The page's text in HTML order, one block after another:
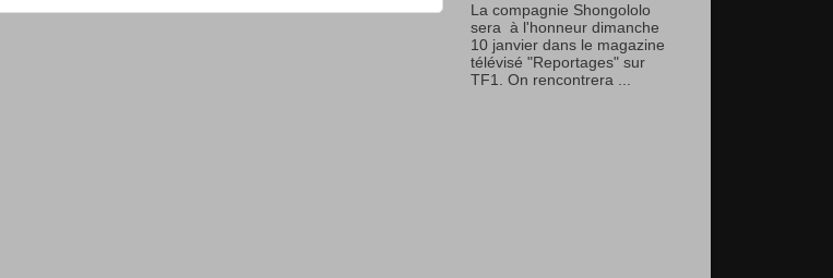
La compagnie Shongololo
sera à l'honneur dimanche
10 janvier dans le magazine
télévisé "Reportages" sur
TF1. On rencontrera ...